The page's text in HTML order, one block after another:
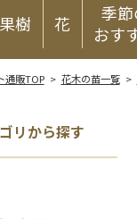
樹 花
季節
おす
通販TOP> 花木の苗一覧>
リから探す